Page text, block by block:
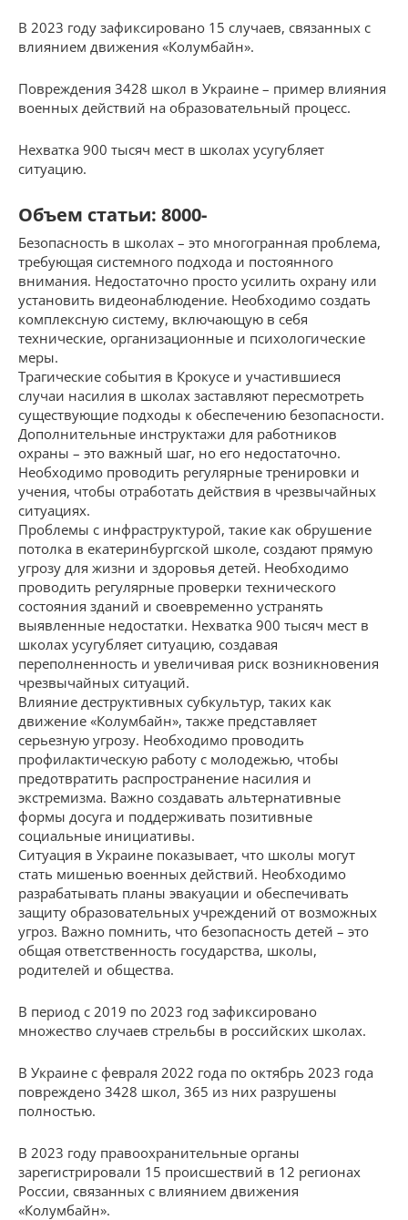
В 2023 году зафиксировано 15 случаев, связанных с
влиянием движения «Колумбайн».
Повреждения 3428 школ в Украине – пример влияния
военных действий на образовательный процесс.
Нехватка 900 тысяч мест в школах усугубляет
ситуацию.
Объем статьи: 8000-
Безопасность в школах – это многогранная проблема,
требующая системного подхода и постоянного
внимания. Недостаточно просто усилить охрану или
установить видеонаблюдение. Необходимо создать
комплексную систему, включающую в себя
технические, организационные и психологические
меры.
Трагические события в Крокусе и участившиеся
случаи насилия в школах заставляют пересмотреть
существующие подходы к обеспечению безопасности.
Дополнительные инструктажи для работников
охраны – это важный шаг, но его недостаточно.
Необходимо проводить регулярные тренировки и
учения, чтобы отработать действия в чрезвычайных
ситуациях.
Проблемы с инфраструктурой, такие как обрушение
потолка в екатеринбургской школе, создают прямую
угрозу для жизни и здоровья детей. Необходимо
проводить регулярные проверки технического
состояния зданий и своевременно устранять
выявленные недостатки. Нехватка 900 тысяч мест в
школах усугубляет ситуацию, создавая
переполненность и увеличивая риск возникновения
чрезвычайных ситуаций.
Влияние деструктивных субкультур, таких как
движение «Колумбайн», также представляет
серьезную угрозу. Необходимо проводить
профилактическую работу с молодежью, чтобы
предотвратить распространение насилия и
экстремизма. Важно создавать альтернативные
формы досуга и поддерживать позитивные
социальные инициативы.
Ситуация в Украине показывает, что школы могут
стать мишенью военных действий. Необходимо
разрабатывать планы эвакуации и обеспечивать
защиту образовательных учреждений от возможных
угроз. Важно помнить, что безопасность детей – это
общая ответственность государства, школы,
родителей и общества.
В период с 2019 по 2023 год зафиксировано
множество случаев стрельбы в российских школах.
В Украине с февраля 2022 года по октябрь 2023 года
повреждено 3428 школ, 365 из них разрушены
полностью.
В 2023 году правоохранительные органы
зарегистрировали 15 происшествий в 12 регионах
России, связанных с влиянием движения
«Колумбайн».